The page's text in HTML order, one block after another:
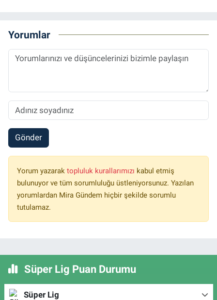
Yorumlar
Gönder
Yorum yazarak topluluk kurallarımızı kabul etmiş
bulunuyor ve tüm sorumluluğu üstleniyorsunuz. Yazılan
yorumlardan Mira Gündem hiçbir şekilde sorumlu
tutulamaz.
Süper Lig Puan Durumu
Süper Lig